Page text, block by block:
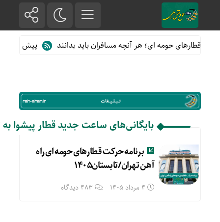
از قطارهای حومه ای؛ هر آنچه مسافران باید بدانند پیش فروش
بایگانی‌های ساعت جدید قطار پیشوا به
برنامه حرکت قطارهای حومه ای راه
آهن تهران/تابستان۱۴۰۵
4 مرداد 1405 483 دیدگاه